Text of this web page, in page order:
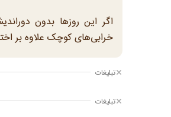
اگر این روزها بدون
خرابی‌های کوچک علاوه بر
تبلیغات
تبلیغات